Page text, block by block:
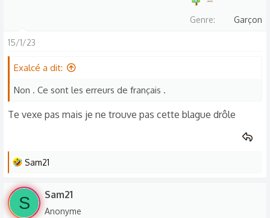
Genre Garçon
15/1/23
Exalcé a dit:
Non . Ce sont les erreurs de français .
Te vexe pas mais je ne trouve pas cette blague drôle
L
s
r
Sam21
S Sam21
Anonyme